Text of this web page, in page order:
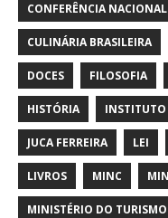
CONFERÊNCIA
CULINÁRIA BRASILEIRA
DOCES FILOSOFIA
HISTÓRIA INSTITUTO
JUCA FERREIRA LEI
LIVROS MINC
MINISTÉRIO DO TURISMO